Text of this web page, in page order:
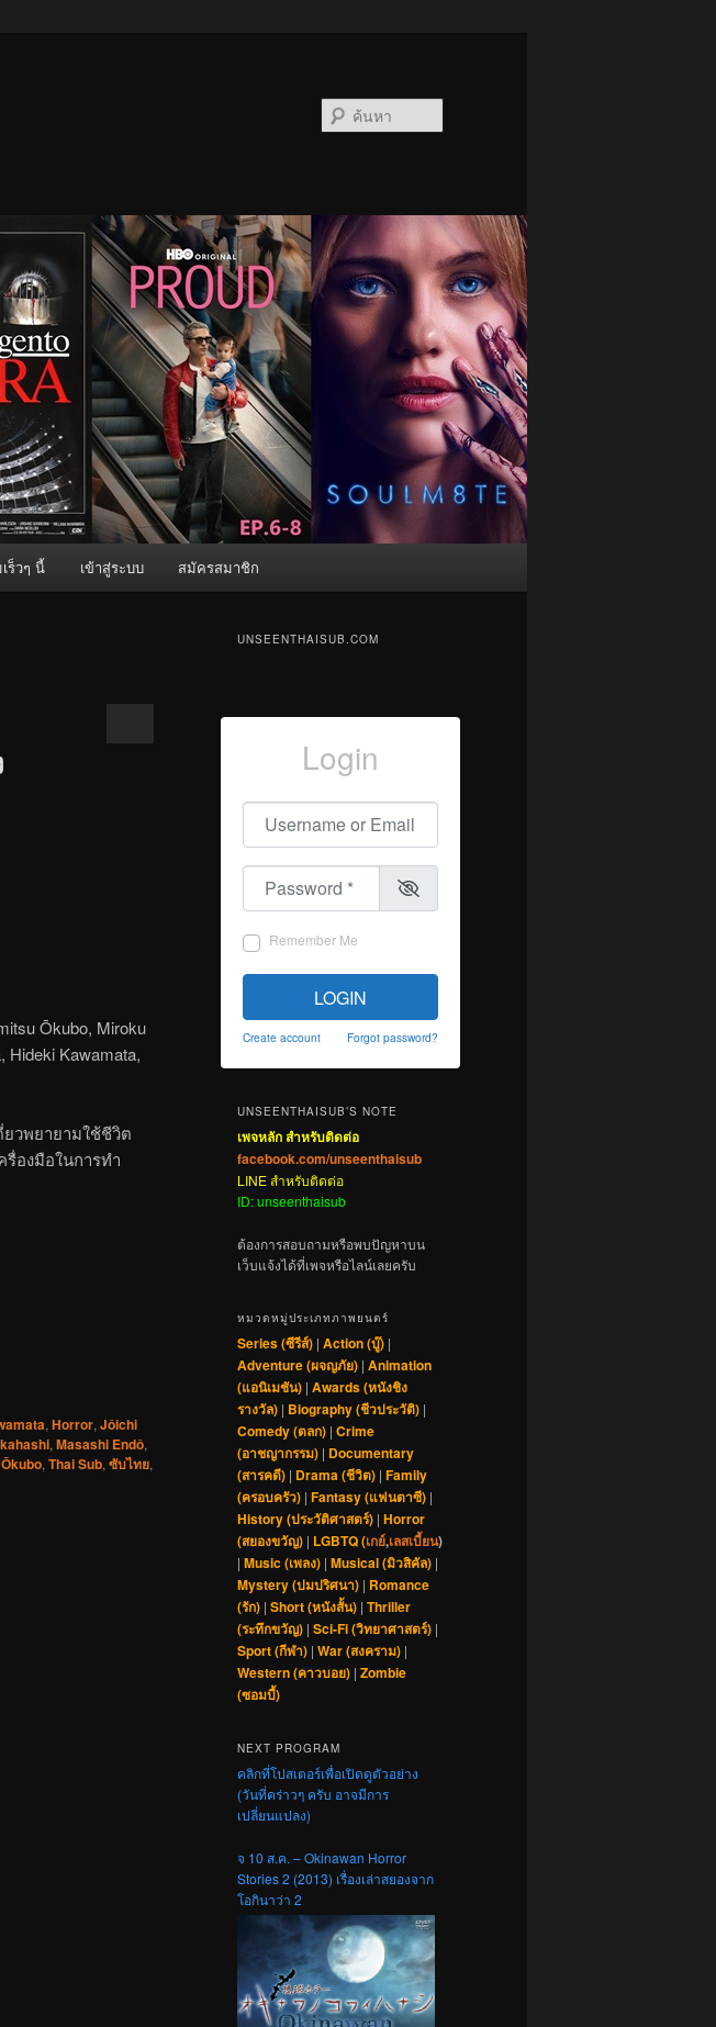
ร็วๆ นี้ เข้าสู่ระบบ สมัครสมาชิก
Ōkubo, Miroku
Hideki Kawamata,
วพยายามใช้ชีวิต
องมือในการทำ
, Horror, Jôichi
, Masashi Endô,
, Thai Sub, ซับไทย,
UNSEENTHAISUB.COM
Login
Username or Email
Password
Remember Me
LOGIN
Create account Forgot password?
UNSEENTHAISUB’S NOTE
เพจหลัก สำหรับติดต่อ
facebook.com/unseenthaisub
LINE สำหรับติดต่อ
ID: unseenthaisub
ต้องการสอบถามหรือพบปัญหาบน
เว็บแจ้งได้ที่เพจหรือไลน์เลยครับ
หมวดหมู่ประเภทภาพยนตร์
Series (ซีรีส์) | Action (บู๊) |
Adventure (ผจญภัย) | Animation
(แอนิเมชัน) | Awards (หนังชิง
รางวัล) | Biography (ชีวประวัติ) |
Comedy (ตลก) | Crime
(อาชญากรรม) | Documentary
(สารคดี) | Drama (ชีวิต) | Family
(ครอบครัว) | Fantasy (แฟนตาซี) |
History (ประวัติศาสตร์) | Horror
(สยองขวัญ) | LGBTQ (เกย์,เลสเบี้ยน)
| Music (เพลง) | Musical (มิวสิคัล) |
Mystery (ปมปริศนา) | Romance
(รัก) | Short (หนังสั้น) | Thriller
(ระทึกขวัญ) | Sci-Fi (วิทยาศาสตร์) |
Sport (กีฬา) | War (สงคราม) |
Western (คาวบอย) | Zombie
(ซอมบี้)
NEXT PROGRAM
คลิกที่โปสเตอร์เพื่อเปิดดูตัวอย่าง
(วันที่คร่าวๆ ครับ อาจมีการ
เปลี่ยนแปลง)
จ 10 ส.ค. – Okinawan Horror
Stories 2 (2013) เรื่องเล่าสยองจาก
โอกินาว่า 2